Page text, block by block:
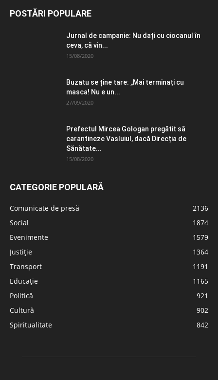
POSTĂRI POPULARE
Jurnal de campanie: Nu dați cu ciocanul în
ceva, că vin...
15/08/2020
Buzatu se ține tare: „Mai terminați cu
masca! Nu e un...
27/09/2020
Prefectul Mircea Gologan pregătit să
carantineze Vasluiul, dacă Direcția de
Sănătate...
15/08/2020
CATEGORIE POPULARĂ
Comunicate de presă
2136
Social
1874
Evenimente
1579
Justiție
1364
Transport
1191
Educație
1165
Politică
921
Cultură
902
Spiritualitate
842